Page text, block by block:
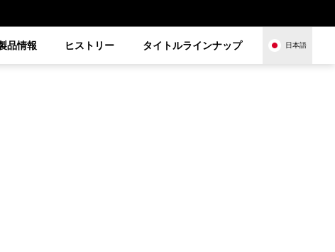
品情報 ヒストリー タイトルラインナップ 日本語